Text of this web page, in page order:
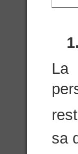
La
sa